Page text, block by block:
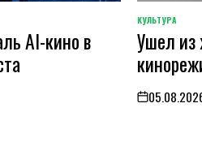
AI-кино в
POSTED
IN
КУЛЬТУРА
Ушел из
on